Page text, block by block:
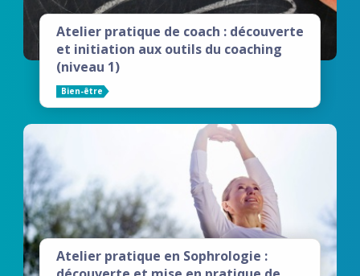
Atelier pratique de coach : découverte
et initiation aux outils du coaching
(niveau 1)
Bien-être
Atelier pratique en Sophrologie :